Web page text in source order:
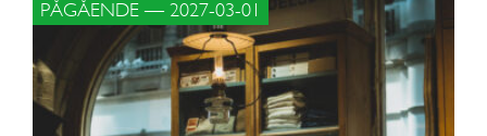
PÅGÅENDE — 2027-03-01